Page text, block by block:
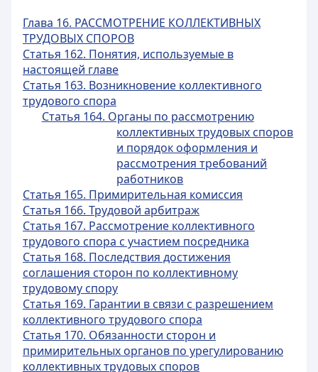
Глава 16. РАССМОТРЕНИЕ КОЛЛЕКТИВНЫХ
ТРУДОВЫХ СПОРОВ
Статья 162. Понятия, используемые в
настоящей главе
Статья 163. Возникновение коллективного
трудового спора
Статья 164. Органы по рассмотрению
коллективных трудовых споров
и порядок оформления и
рассмотрения требований
работников
Статья 165. Примирительная комиссия
Статья 166. Трудовой арбитраж
Статья 167. Рассмотрение коллективного
трудового спора с участием посредника
Статья 168. Последствия достижения
соглашения сторон по коллективному
трудовому спору
Статья 169. Гарантии в связи с разрешением
коллективного трудового спора
Статья 170. Обязанности сторон и
примирительных органов по урегулированию
коллективных трудовых споров